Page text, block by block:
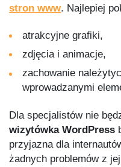
stron www. Najlepiej
atrakcyjne grafiki,
zdjęcia i animacje,
zachowanie
wprowadzanymi
Dla specjalistów nie
wizytówka WordPress
przyjazna dla
żadnych problemów z